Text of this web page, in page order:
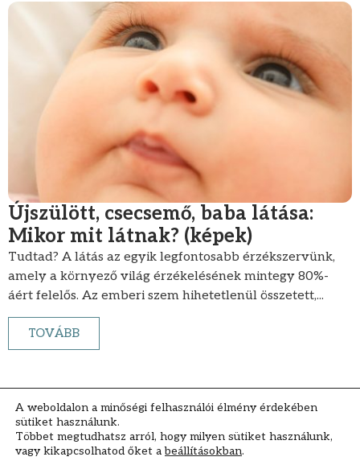
Újszülött, csecsemő, baba látása:
Mikor mit látnak? (képek)
Tudtad? A látás az egyik legfontosabb érzékszervünk,
amely a környező világ érzékelésének mintegy 80%-
áért felelős. Az emberi szem hihetetlenül összetett,...
TOVÁBB
A weboldalon a minőségi felhasználói élmény érdekében
sütiket használunk.
Többet megtudhatsz arról, hogy milyen sütiket használunk,
vagy kikapcsolhatod őket abeállításokban.